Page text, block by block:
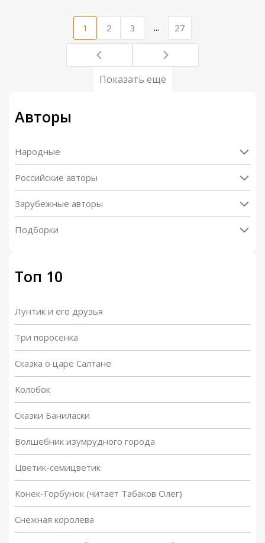
1 2 3 ... 27
Показать ещё
Авторы
Народные
Российские авторы
Зарубежные авторы
Подборки
Топ 10
Лунтик и его друзья
Три поросенка
Сказка о царе Салтане
Колобок
Сказки Баниласки
Волшебник изумрудного города
Цветик-семицветик
Конек-Горбунок (читает Табаков Олег)
Снежная королева